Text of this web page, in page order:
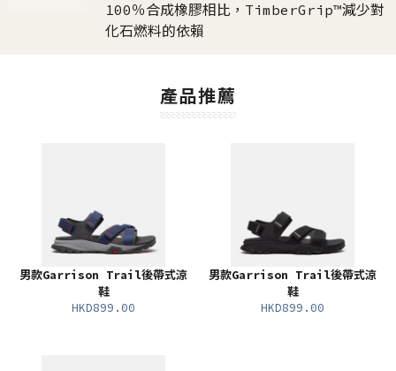
100％合成橡膠相比，TimberGrip™減少對
化石燃料的依賴
產品推薦
男款Garrison Trail後帶式涼
鞋
HKD899.00
男款Garrison Trail後帶式涼
鞋
HKD899.00